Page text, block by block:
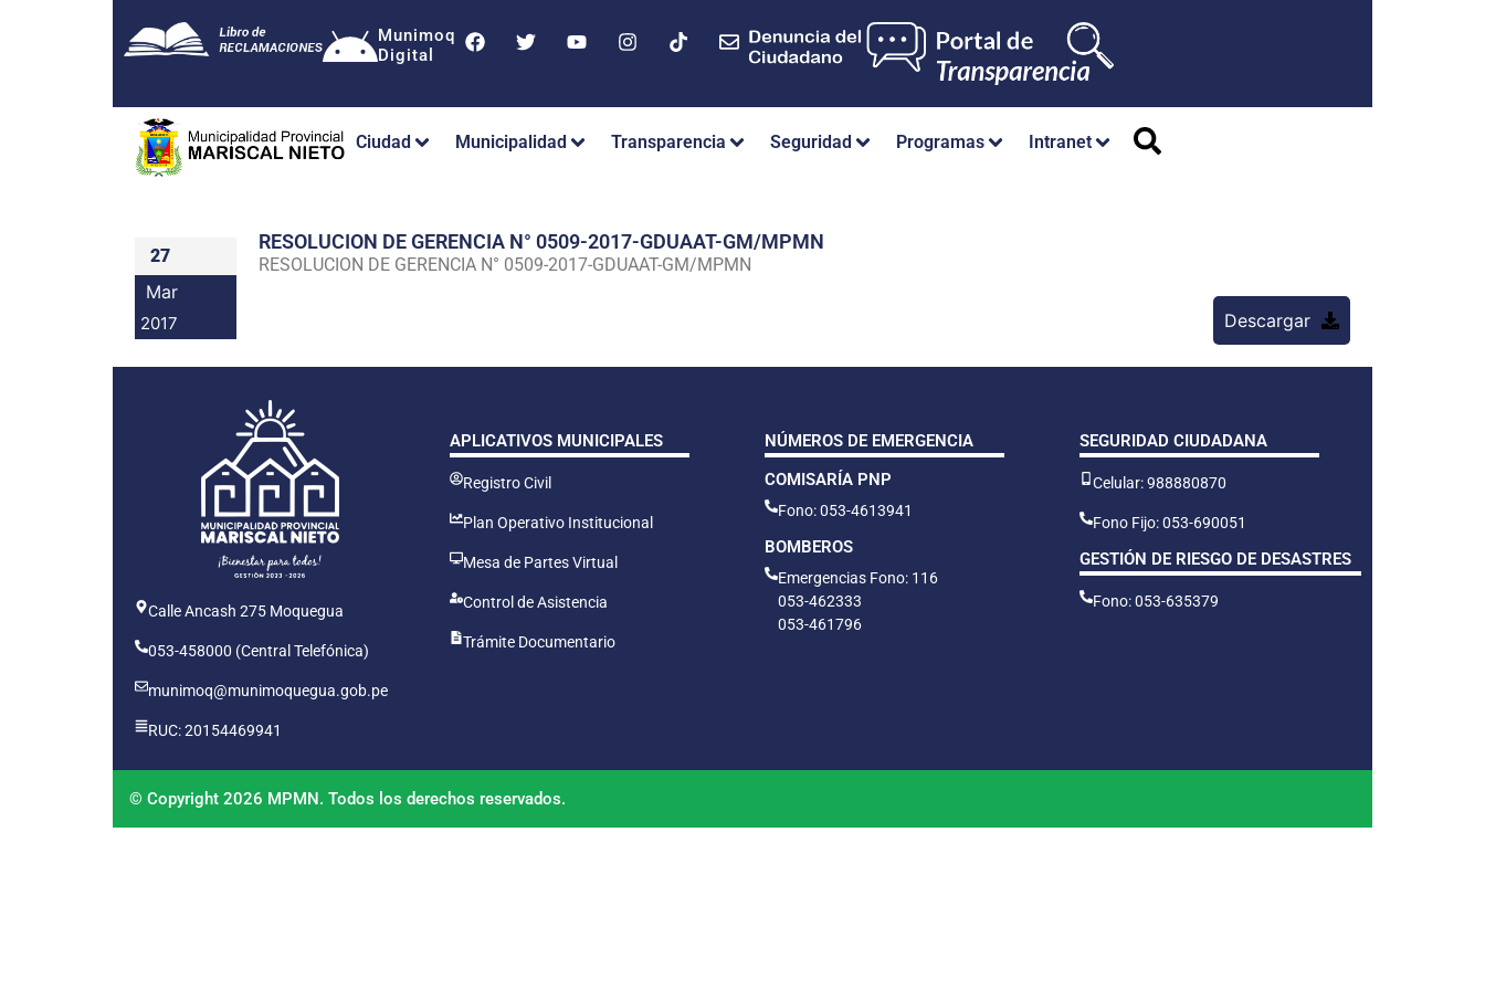
Munimoq
Digital
Ciudad Municipalidad Transparencia Seguridad Programas Intranet
27
Mar
2017
RESOLUCION DE GERENCIA N° 0509-2017-GDUAAT-GM/MPMN
RESOLUCION DE GERENCIA N° 0509-2017-GDUAAT-GM/MPMN
Descargar
Calle Ancash 275 Moquegua
053-458000 (Central Telefónica)
munimoq@munimoquegua.gob.pe
RUC: 20154469941
APLICATIVOS MUNICIPALES
Registro Civil
Plan Operativo Institucional
Mesa de Partes Virtual
Control de Asistencia
Trámite Documentario
NÚMEROS DE EMERGENCIA
COMISARÍA PNP
Fono: 053-4613941
BOMBEROS
Emergencias Fono: 116
053-462333
053-461796
SEGURIDAD CIUDADANA
Celular: 988880870
Fono Fijo: 053-690051
GESTIÓN DE RIESGO DE DESASTRES
Fono: 053-635379
© Copyright 2026 MPMN. Todos los derechos reservados.